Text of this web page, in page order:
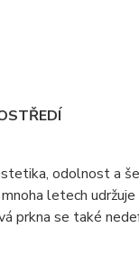
odolnost a
letech
se také